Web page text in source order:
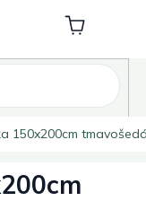
Nákupný
košík
150x200cm